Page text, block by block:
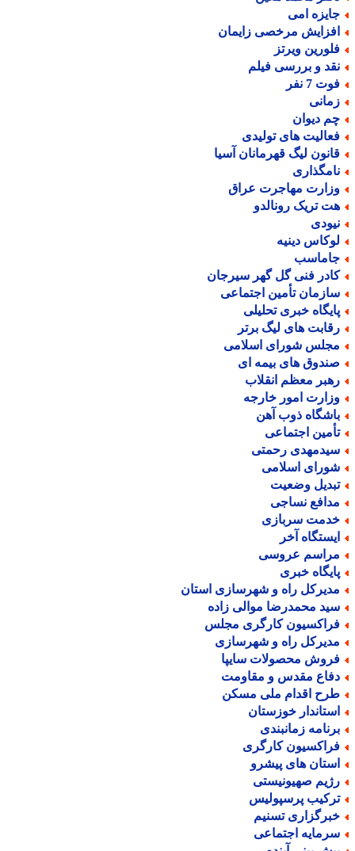
امی
مرخصی زایمان
ویرتز
و بررسی فیلم
7 نفر
دیوان
های تولیدی
لیگ قهرمانان آسیا
مهاجرت عراق
تریک رونالدو
دینیه
فنی گل گهر سیرجان
تأمین اجتماعی
خبری تحلیلی
های لیگ برتر
شورای اسلامی
های بیمه ای
معظم انقلاب
امور خارجه
ذوب آهن
اجتماعی
رحمتی
اسلامی
وضعیت
نساجی
سربازی
آخر
عروسی
خبری
راه و شهرسازی استان
محمدرضا موالی زاده
کارگری مجلس
راه و شهرسازی
محصولات سایپا
مقدس و مقاومت
اقدام ملی مسکن
خوزستان
زمانبندی
کارگری
های پیشرو
صهیونیستی
پرسپولیس
تسنیم
اجتماعی